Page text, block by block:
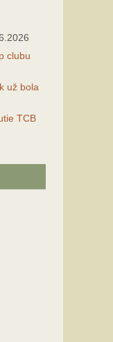
clubu
už bola
TCB